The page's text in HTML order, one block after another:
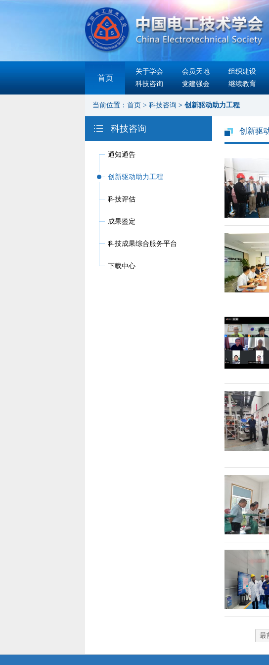
首页
关于学会 会员天地 组织建设
科技咨询
党建强会 继续教育
当前位置： 首页 > 科技咨询 > 创新驱动助力工程
科技咨询
通知通告
创新驱动助力工程
科技评估
成果鉴定
科技成果综合服务平台
下载中心
创新驱
最